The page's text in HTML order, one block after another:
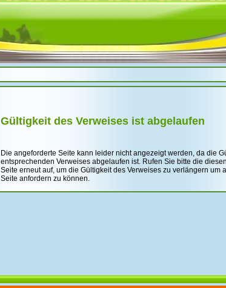
Gültigkeit des Verweises ist abgelaufen
Die angeforderte Seite kann leider nicht angezeigt werden, da die
entsprechenden Verweises abgelaufen ist. Rufen Sie bitte die
Seite erneut auf, um die Gültigkeit des Verweises zu verlängern um
Seite anfordern zu können.